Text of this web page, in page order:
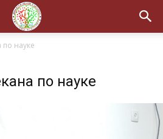
по науке
по науке